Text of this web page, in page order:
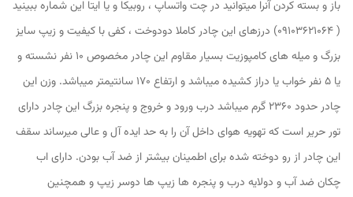
باز و بسته کردن آنرا میتوانید در چت واتساپ ، روبیکا و یا ایتا این شماره ببینید
( ۰۹۱۰۳۶۲۱۰۶۴) درزهای این چادر کاملا دودوخت ، کفی با کیفیت و زیپ سایز
بزرگ و میله های کامپوزیت بسیار مقاوم این چادر مخصوص ۱۰ نفر نشسته و
یا ۵ نفر خواب یا دراز کشیده میباشد و ارتفاع 1۷۰ سانتیمتر میباشد. وزن این
چادر حدود ۲۳۶۰ گرم میباشد درب ورود و خروج و پنجره بزرگ این چادر دارای
تور حریر است که تهویه هوای داخل آن را به حد ایده آل و عالی میرساند سقف
این چادر از رو دوخته شده برای اطمینان بیشتر از ضد آب بودن. دارای اب
چکان ضد آب و دولایه درب و پنجره ها زیپ ها دوسر زیپ و همچنین